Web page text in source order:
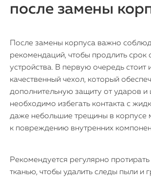
после замены
После замены корпуса важно
рекомендаций, чтобы продлить срок
устройства. В первую очередь стоит
качественный чехол, который
дополнительную защиту от ударов и
необходимо избегать контакта с
даже небольшие трещины в корпусе
к повреждению внутренних
Рекомендуется регулярно
тканью, чтобы удалить следы пыли и